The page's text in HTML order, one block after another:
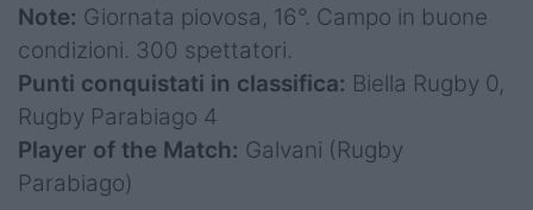
Note: Giornata piovosa, 16°. Campo in buone
condizioni. 300 spettatori.
Punti conquistati in classifica: Biella Rugby 0,
Rugby Parabiago 4
Player of the Match: Galvani (Rugby
Parabiago)